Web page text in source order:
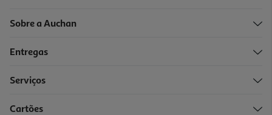
Sobre a Auchan
Entregas
Serviços
Cartões